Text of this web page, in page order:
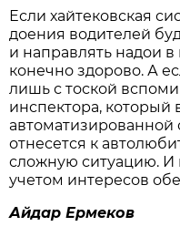
Если хайтековская
доения водителей
и направлять надои в
конечно здорово. А
лишь с тоской
инспектора, который
отнесется к
сложную ситуацию. И
учетом интересов
Айдар Ермеков